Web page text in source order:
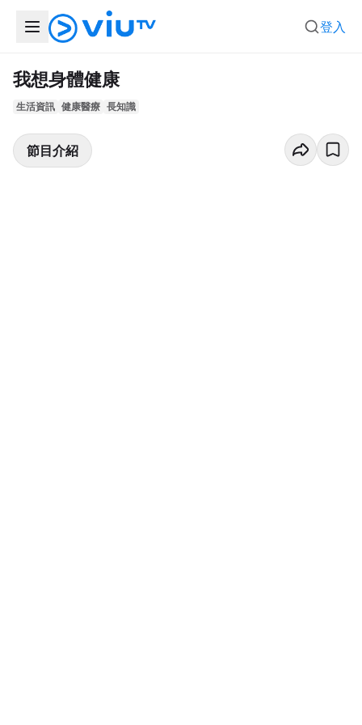
登入
我想身體健康
生活資訊 健康醫療 長知識
節目介紹